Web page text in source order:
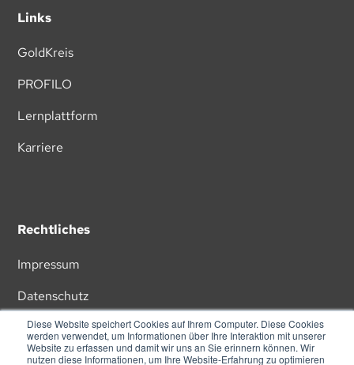
Diese Website speichert Cookies auf Ihrem Computer. Diese Cookies
werden verwendet, um Informationen über Ihre Interaktion mit unserer
Website zu erfassen und damit wir uns an Sie erinnern können. Wir
nutzen diese Informationen, um Ihre Website-Erfahrung zu optimieren
Links
GoldKreis
PROFILO
Lernplattform
Karriere
Rechtliches
Impressum
Datenschutz
AGB